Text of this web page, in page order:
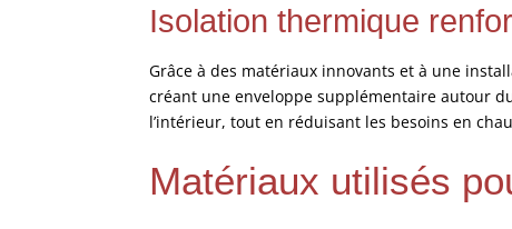
Isolation thermique
Grâce à des matériaux innovants et à une
créant une enveloppe supplémentaire autour
l’intérieur, tout en réduisant les besoins en
Matériaux utilisés